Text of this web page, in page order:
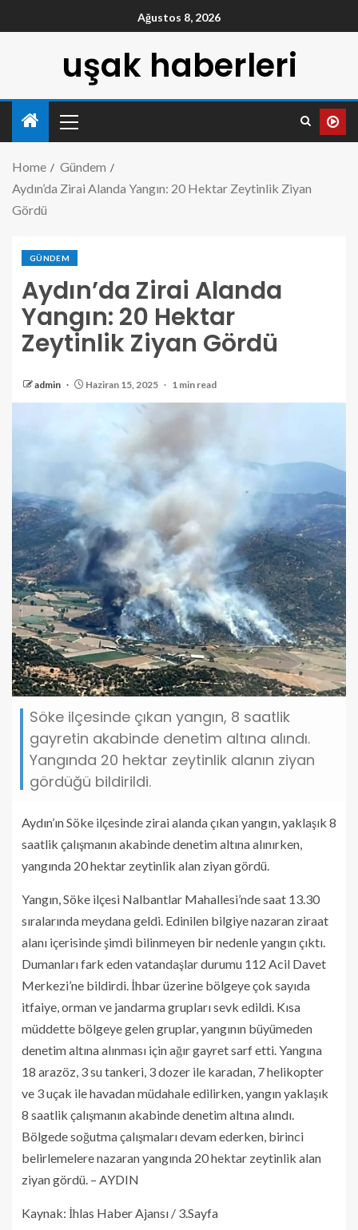
Ağustos 8, 2026
uşak haberleri
Home
Gündem
Aydın’da Zirai Alanda Yangın: 20 Hektar Zeytinlik Ziyan
Gördü
GÜNDEM
Aydın’da Zirai Alanda
Yangın: 20 Hektar
Zeytinlik Ziyan Gördü
admin Haziran 15, 2025 1 min read
Söke ilçesinde çıkan yangın, 8 saatlik
gayretin akabinde denetim altına alındı.
Yangında 20 hektar zeytinlik alanın ziyan
gördüğü bildirildi.
Aydın’ın Söke ilçesinde zirai alanda çıkan yangın, yaklaşık 8
saatlik çalışmanın akabinde denetim altına alınırken,
yangında 20 hektar zeytinlik alan ziyan gördü.
Yangın, Söke ilçesi Nalbantlar Mahallesi’nde saat 13.30
sıralarında meydana geldi. Edinilen bilgiye nazaran ziraat
alanı içerisinde şimdi bilinmeyen bir nedenle yangın çıktı.
Dumanları fark eden vatandaşlar durumu 112 Acil Davet
Merkezi’ne bildirdi. İhbar üzerine bölgeye çok sayıda
itfaiye, orman ve jandarma grupları sevk edildi. Kısa
müddette bölgeye gelen gruplar, yangının büyümeden
denetim altına alınması için ağır gayret sarf etti. Yangına
18 arazöz, 3 su tankeri, 3 dozer ile karadan, 7 helikopter
ve 3 uçak ile havadan müdahale edilirken, yangın yaklaşık
8 saatlik çalışmanın akabinde denetim altına alındı.
Bölgede soğutma çalışmaları devam ederken, birinci
belirlemelere nazaran yangında 20 hektar zeytinlik alan
ziyan gördü. – AYDIN
Kaynak: İhlas Haber Ajansı / 3.Sayfa